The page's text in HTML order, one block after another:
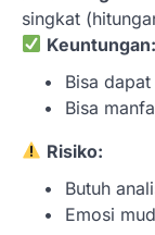
singkat
Keuntungan:
Bisa
Bisa
Risiko:
Butuh
Emosi